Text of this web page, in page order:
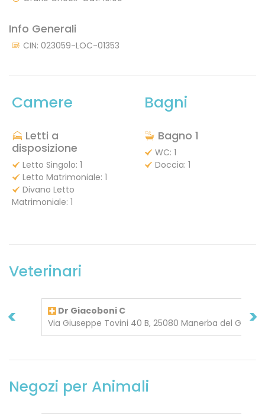
Info Generali
CIN: 023059-LOC-01353
Camere
Letti a
disposizione
Letto Singolo: 1
Letto Matrimoniale: 1
Divano Letto
Matrimoniale: 1
Bagni
Bagno 1
WC: 1
Doccia: 1
Veterinari
<
Dr Giacoboni C
Via Giuseppe Tovini 40 B, 25080 Manerba del Garda
>
Negozi per Animali